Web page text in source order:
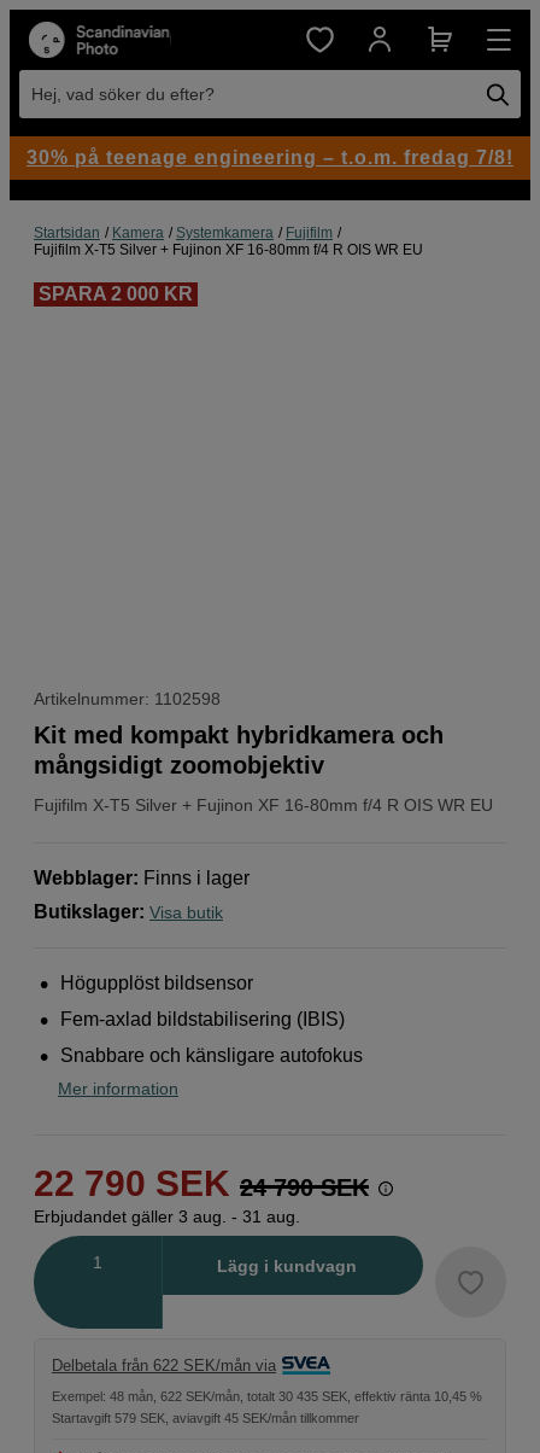
Hej, vad söker du efter?
Startsidan Kamera Systemkamera
Fujifilm
Fujifilm X-T5 Silver + Fujinon XF 16-80mm f/4 R OIS WR EU
SPARA 2 000 KR
Artikelnummer: 1102598
Fujifilm X-T5 Silver + Fujinon XF 16-80mm f/4 R OIS WR EU
Kit med kompakt hybridkamera och
mångsidigt zoomobjektiv
Webblager: Finns i lager
Butikslager: Visa butik
Högupplöst bildsensor
Fem-axlad bildstabilisering (IBIS)
Snabbare och känsligare autofokus
Mer information
22 790 SEK 24 790 SEK
Erbjudandet gäller 3 aug. - 31 aug.
Lägg i kundvagn
Delbetala från 622 SEK/mån via
Exempel: 48 mån, 622 SEK/mån, totalt 30 435 SEK, effektiv ränta 10,45 %
Startavgift 579 SEK, aviavgift 45 SEK/mån tillkommer
30% på teenage engineering – t.o.m. fredag 7/8!